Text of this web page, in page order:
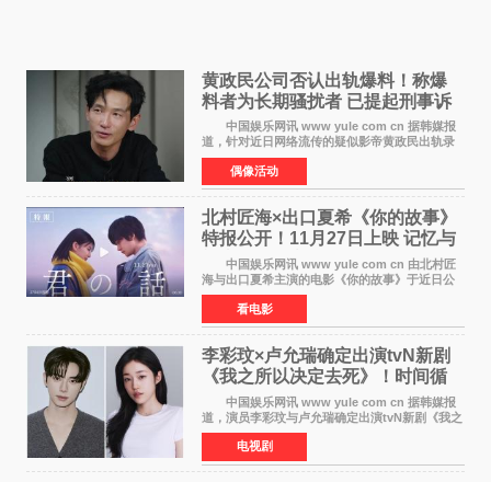
黄政民公司否认出轨爆料！称爆
料者为长期骚扰者 已提起刑事诉
中国娱乐网讯 www yule com cn 据韩媒报
道，针对近日网络流传的疑似影帝黄政民出轨录
音及短信爆料，黄政民所属经纪公司于今日正式
发表声明，明确否认相关传闻。 公司表示，
爆料者是一名长
偶像活动
北村匠海×出口夏希《你的故事》
特报公开！11月27日上映 记忆与
初恋的奇幻交织
中国娱乐网讯 www yule com cn 由北村匠
海与出口夏希主演的电影《你的故事》于近日公
开特报影像，正式定档11月27日上映。 本片
改编自三秋缒同名小说，编剧由曾执笔《孤独摇
滚！》的吉田惠
看电影
李彩玟×卢允瑞确定出演tvN新剧
《我之所以决定去死》！时间循
环青春爱情来袭
中国娱乐网讯 www yule com cn 据韩媒报
道，演员李彩玟与卢允瑞确定出演tvN新剧《我之
所以决定去死》，分别担任男女主角。该剧预计
将于明年播出，引发观众期待。 本剧改编自
NAVER同名人气
电视剧